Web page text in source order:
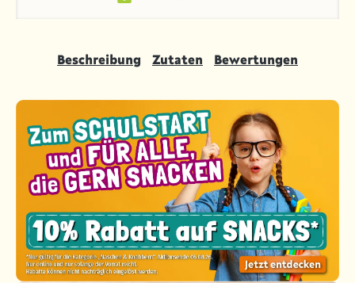
Beschreibung Zutaten Bewertungen